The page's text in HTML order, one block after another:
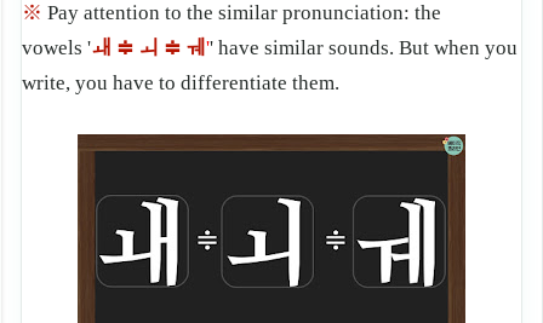
※ Pay attention to the similar pronunciation: the
vowels 'ㅙ ≑ ㅚ ≑ ㅞ '' have similar sounds. But when you
write, you have to differentiate them.